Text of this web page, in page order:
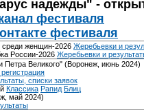
надежды" -
фестиваля
фестиваля
женщин-2026 Жеребьевки и
России-2026 Жеребьевки и
Петра Великого" (Воронеж, июнь 2024)
списки заявок
Классика Рапид Блиц
май 2024)